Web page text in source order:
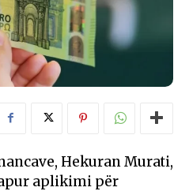
Hekuran Murati,
aplikimi për